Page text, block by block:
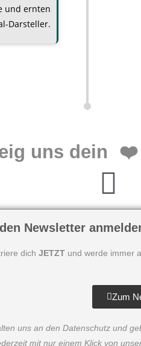
und ernten
Darsteller.
uns dein ❤️
Newsletter
dichJETZT und werde immer
Zum
uns an den Datenschutz und
mit nur einem Klick von